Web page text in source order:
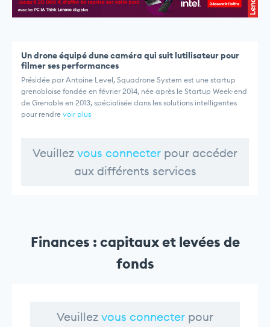
Un drone équipé dune caméra qui suit lutilisateur pour
filmer ses performances
Présidée par Antoine Level, Squadrone System est une startup
grenobloise fondée en février 2014, née après le Startup Week-end
de Grenoble en 2013, spécialisée dans les solutions intelligentes
pour rendre voir plus
Veuillez vous connecter pour accéder
aux différents services
Finances : capitaux et levées de
fonds
Veuillez vous connecter pour